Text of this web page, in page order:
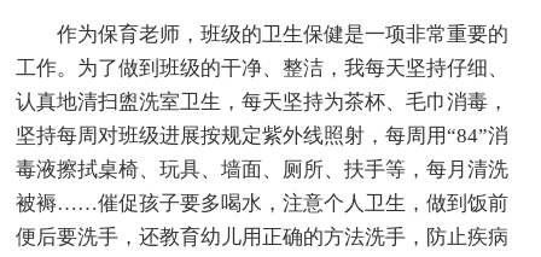
作为保育老师，班级的卫生保健是一项非常重要的
工作。为了做到班级的干净、整洁，我每天坚持仔细、
认真地清扫盥洗室卫生，每天坚持为茶杯、毛巾消毒，
坚持每周对班级进展按规定紫外线照射，每周用“84”消
毒液擦拭桌椅、玩具、墙面、厕所、扶手等，每月清洗
被褥……催促孩子要多喝水，注意个人卫生，做到饭前
便后要洗手，还教育幼儿用正确的方法洗手，防止疾病